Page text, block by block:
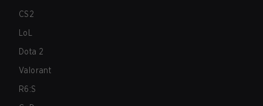
CS2
LoL
Dota 2
Valorant
R6:S